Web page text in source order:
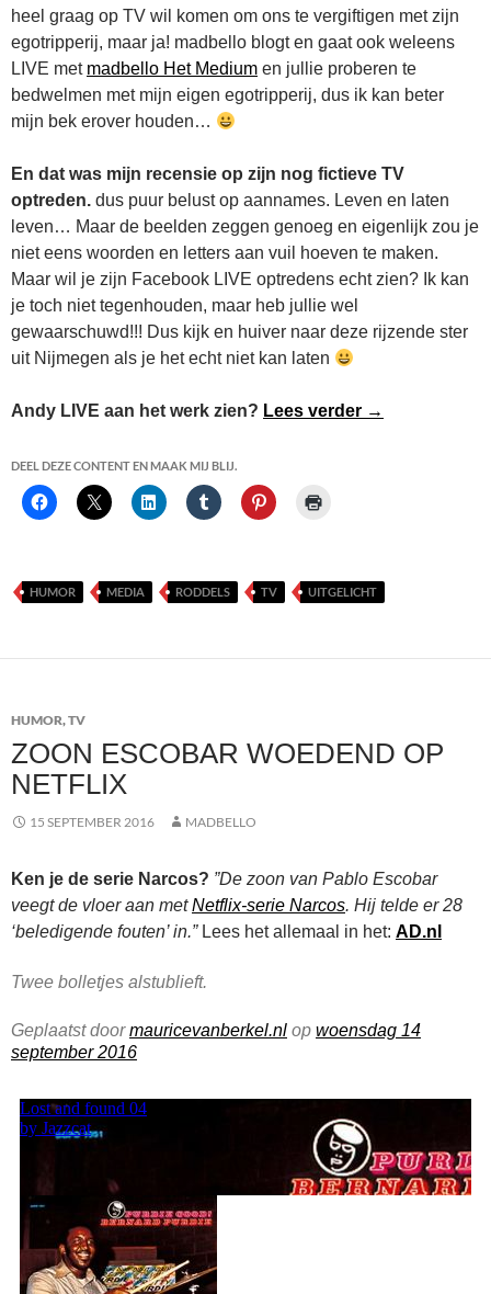
heel graag op TV wil komen om ons te vergiftigen met zijn
egotripperij, maar ja! madbello blogt en gaat ook weleens
LIVE met madbello Het Medium en jullie proberen te
bedwelmen met mijn eigen egotripperij, dus ik kan beter
mijn bek erover houden…
En dat was mijn recensie op zijn nog fictieve TV
optreden. dus puur belust op aannames. Leven en laten
leven… Maar de beelden zeggen genoeg en eigenlijk zou je
niet eens woorden en letters aan vuil hoeven te maken.
Maar wil je zijn Facebook LIVE optredens echt zien? Ik kan
je toch niet tegenhouden, maar heb jullie wel
gewaarschuwd!!! Dus kijk en huiver naar deze rijzende ster
uit Nijmegen als je het echt niet kan laten
Andy LIVE aan het werk zien? Lees verder Andy Tuasela
→
DEEL DEZE CONTENT EN MAAK MIJ BLIJ.
HUMOR MEDIA RODDELS TV UITGELICHT
HUMOR,TV
ZOON ESCOBAR WOEDEND OP
NETFLIX
15 SEPTEMBER 2016 MADBELLO
Ken je de serie Narcos? ”De zoon van Pablo Escobar
veegt de vloer aan metNetflix-serie Narcos. Hij telde er 28
‘beledigende fouten’ in.” Lees het allemaal in het: AD.nl
Twee bolletjes alstublieft.
Geplaatst doormauricevanberkel.nl op woensdag 14
september 2016